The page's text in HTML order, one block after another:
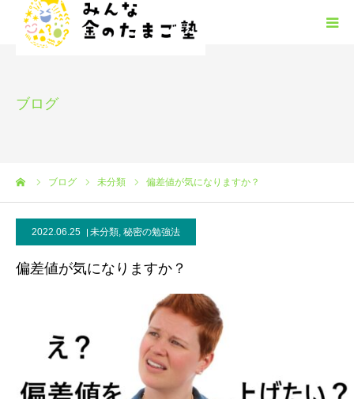
ブログ
ブログ 未分類 偏差値が気になりますか？
2022.06.25 未分類, 秘密の勉強法
偏差値が気になりますか？
塾生募集
安心安全